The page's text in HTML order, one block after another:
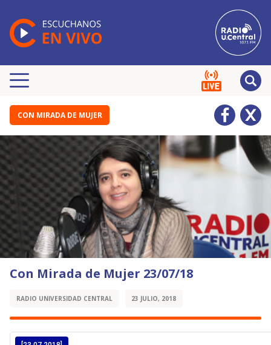
CON MIRADA DE MUJER
Con Mirada de Mujer 23/07/18
RADIO UNIVERSIDAD CENTRAL 23 JULIO, 2018